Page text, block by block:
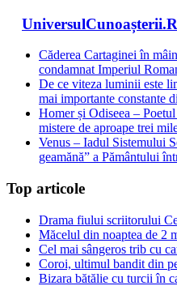
Căderea Cartaginei în
condamnat Imperiul
De ce viteza luminii este
mai importante constante
Homer și Odiseea –
mistere de aproape trei
Venus – Iadul Sistemului
geamănă” a Pământului
Top articole
Drama fiului scriitorului
Măcelul din noaptea de 2
Cel mai sângeros trib cu
Coroi, ultimul bandit din
Bizara bătălie cu turcii în